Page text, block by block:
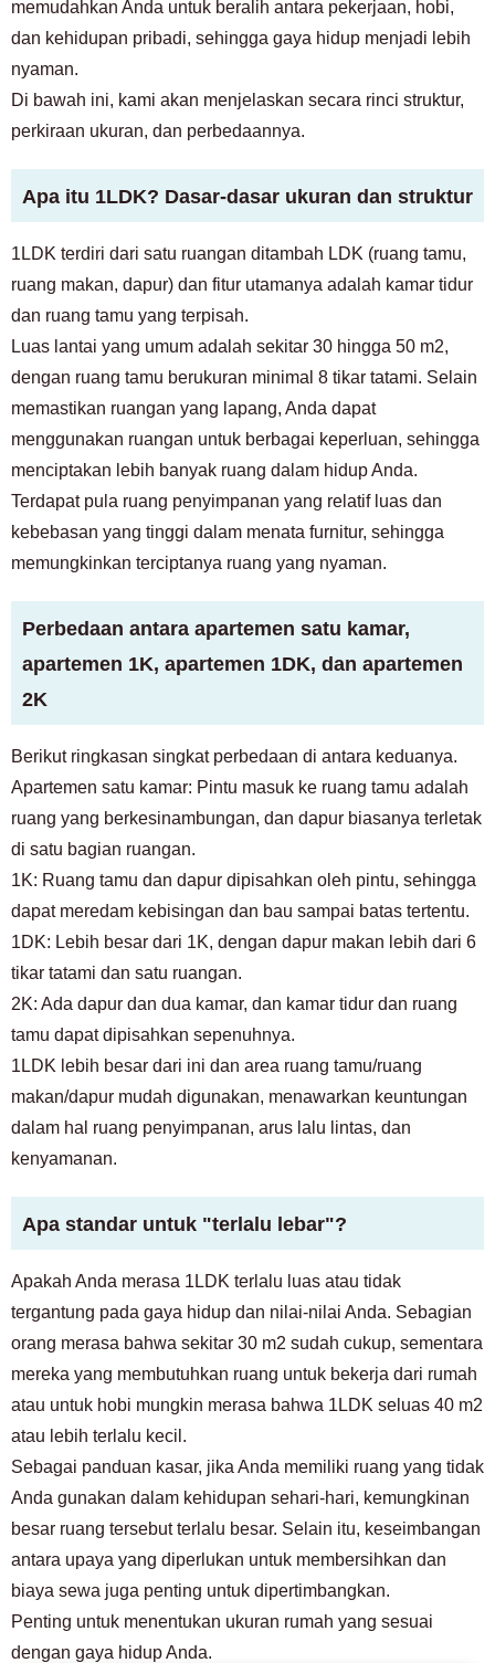
memudahkan Anda untuk beralih antara pekerjaan, hobi,
dan kehidupan pribadi, sehingga gaya hidup menjadi lebih
nyaman.
Di bawah ini, kami akan menjelaskan secara rinci struktur,
perkiraan ukuran, dan perbedaannya.
Apa itu 1LDK? Dasar-dasar ukuran dan struktur
1LDK terdiri dari satu ruangan ditambah LDK (ruang tamu,
ruang makan, dapur) dan fitur utamanya adalah kamar tidur
dan ruang tamu yang terpisah.
Luas lantai yang umum adalah sekitar 30 hingga 50 m2,
dengan ruang tamu berukuran minimal 8 tikar tatami. Selain
memastikan ruangan yang lapang, Anda dapat
menggunakan ruangan untuk berbagai keperluan, sehingga
menciptakan lebih banyak ruang dalam hidup Anda.
Terdapat pula ruang penyimpanan yang relatif luas dan
kebebasan yang tinggi dalam menata furnitur, sehingga
memungkinkan terciptanya ruang yang nyaman.
Perbedaan antara apartemen satu kamar,
apartemen 1K, apartemen 1DK, dan apartemen
2K
Berikut ringkasan singkat perbedaan di antara keduanya.
Apartemen satu kamar: Pintu masuk ke ruang tamu adalah
ruang yang berkesinambungan, dan dapur biasanya terletak
di satu bagian ruangan.
1K: Ruang tamu dan dapur dipisahkan oleh pintu, sehingga
dapat meredam kebisingan dan bau sampai batas tertentu.
1DK: Lebih besar dari 1K, dengan dapur makan lebih dari 6
tikar tatami dan satu ruangan.
2K: Ada dapur dan dua kamar, dan kamar tidur dan ruang
tamu dapat dipisahkan sepenuhnya.
1LDK lebih besar dari ini dan area ruang tamu/ruang
makan/dapur mudah digunakan, menawarkan keuntungan
dalam hal ruang penyimpanan, arus lalu lintas, dan
kenyamanan.
Apa standar untuk "terlalu lebar"?
Apakah Anda merasa 1LDK terlalu luas atau tidak
tergantung pada gaya hidup dan nilai-nilai Anda. Sebagian
orang merasa bahwa sekitar 30 m2 sudah cukup, sementara
mereka yang membutuhkan ruang untuk bekerja dari rumah
atau untuk hobi mungkin merasa bahwa 1LDK seluas 40 m2
atau lebih terlalu kecil.
Sebagai panduan kasar, jika Anda memiliki ruang yang tidak
Anda gunakan dalam kehidupan sehari-hari, kemungkinan
besar ruang tersebut terlalu besar. Selain itu, keseimbangan
antara upaya yang diperlukan untuk membersihkan dan
biaya sewa juga penting untuk dipertimbangkan.
Penting untuk menentukan ukuran rumah yang sesuai
dengan gaya hidup Anda.